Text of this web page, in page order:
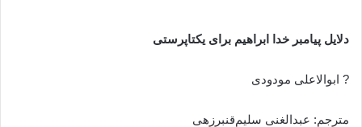
دلایل پیامبر خدا ابراهیم برای یکتاپرستی
? ابوالاعلی مودودی
مترجم: عبدالغنی سلیم‌قنبرزهی